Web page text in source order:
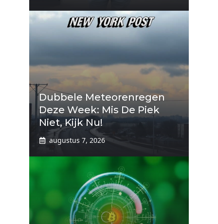
Dubbele Meteorenregen
Deze Week: Mis De Piek
Niet, Kijk Nu!
augustus 7, 2026